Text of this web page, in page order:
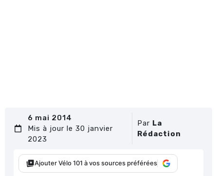
6 mai 2014
Mis à jour le 30 janvier
2023
Par La
Rédaction
Ajouter Vélo 101 à vos sources préférées